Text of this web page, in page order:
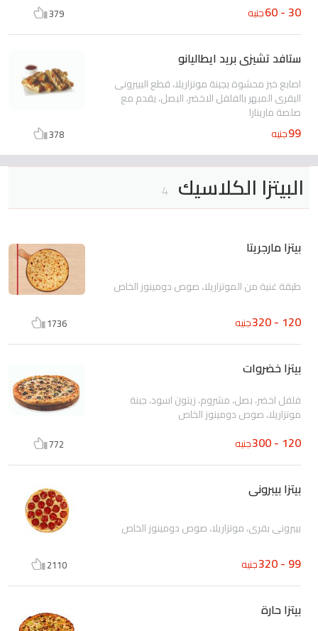
30 - 60 جنيه 379
ستافد تشيزى بريد ايطاليانو
اصابع خبز محشوة بجبنة موتزاريلا، قطع البيبرونى
البقرى المبهر بالفلفل الاخضر، البصل، يقدم مع
صلصة مارينارا
99جنيه 378
البيتزا الكلاسيك 4
بيتزا مارجريتا
طبقة غنية من الموتزاريلا، صوص دومينوز الخاص
120 - 320 جنيه 1736
بيتزا خضروات
فلفل اخضر، بصل، مشروم، زيتون اسود، جبنة
موتزاريلا، صوص دومينوز الخاص
120 - 300 جنيه 772
بيتزا بيبرونى
بيبرونى بقرى، موتزاريلا، صوص دومينوز الخاص
99 - 320 جنيه 2110
بيتزا حارة